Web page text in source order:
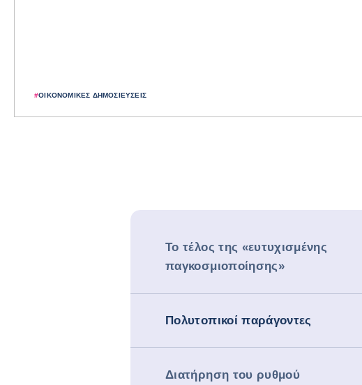
#ΟΙΚΟΝΟΜΙΚΈΣ ΔΗΜΟΣΙΕΎΣΕΙΣ
Το τέλος της «ευτυχισμένης
παγκοσμιοποίησης»
Πολυτοπικοί παράγοντες
Διατήρηση του ρυθμού